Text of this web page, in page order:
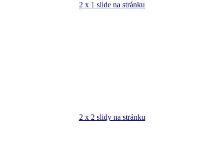
2 x 1 slide na stránku
2 x 2 slidy na stránku